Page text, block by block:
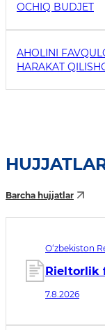
OCHIQ BUDJET
AHOLINI
HARAKAT
Barcha hujjatlar
O‘zbekiston
Rieltorlik
7.8.2026